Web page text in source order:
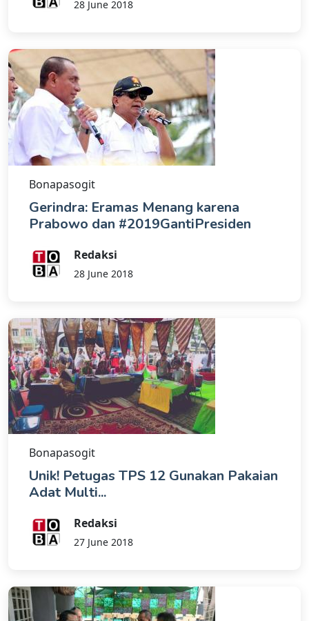
28 June 2018
Bonapasogit
Gerindra: Eramas Menang karena
Prabowo dan #2019GantiPresiden
Redaksi
28 June 2018
Bonapasogit
Unik! Petugas TPS 12 Gunakan Pakaian
Adat Multi...
Redaksi
27 June 2018